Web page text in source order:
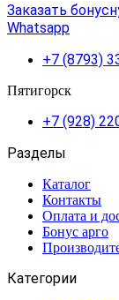
Заказать
Whatsapp
+7 (8793)
Пятигорск
+7 (928)
Разделы
Каталог
Контакты
Оплата и
Бонус арго
Категории